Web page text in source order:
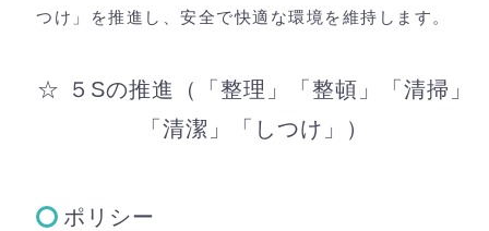
つけ」を推進し、安全で快適な環境を維持します。
☆ ５Sの推進（「整理」「整頓」「清掃」
「清潔」「しつけ」）
ポリシー